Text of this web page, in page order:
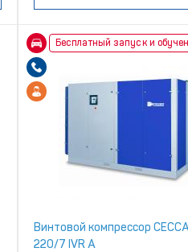
Бесплатный запуск и
Винтовой компрессор
220/7 IVR A